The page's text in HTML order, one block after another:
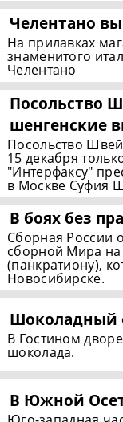
Челентано
На прилавках
знаменитого
Челентано
Посольство
шенгенские
Посольство
15 декабря
"Интерфаксу"
в Москве Суфия
В боях без
Сборная России
сборной Мира на
(панкратиону),
Новосибирске.
Шоколадный
В Гостином
шоколада.
В Южной